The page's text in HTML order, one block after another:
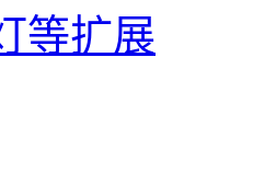
等扩展